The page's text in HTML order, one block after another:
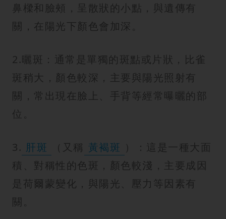
鼻樑和臉頰，呈散狀的小點，與遺傳有
關，在陽光下顏色會加深。
2.曬斑：通常是單獨的斑點或片狀，比雀
斑稍大，顏色較深，主要與陽光照射有
關，常出現在臉上、手背等經常曝曬的部
位。
3. 肝斑 （又稱 黃褐斑 ）：這是一種大面
積、對稱性的色斑，顏色較淺，主要成因
是荷爾蒙變化，與陽光、壓力等因素有
關。